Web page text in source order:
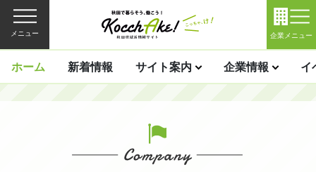
メニュー 企業メニュー
ホーム 新着情報 サイト案内 企業情報 イ